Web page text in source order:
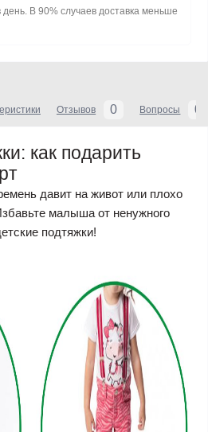
день. В 90% случаев доставка меньше
Отзывов 0 Вопросы 0
как подарить
давит на живот или плохо
малыша от ненужного
подтяжки!